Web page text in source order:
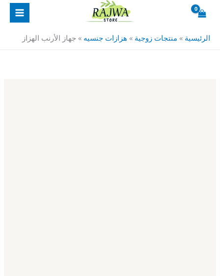
الرئيسية » منتجات زوجية » هزازات جنسيه » جهاز الأرنب الهزاز
كمية
جهاز
الهزاز